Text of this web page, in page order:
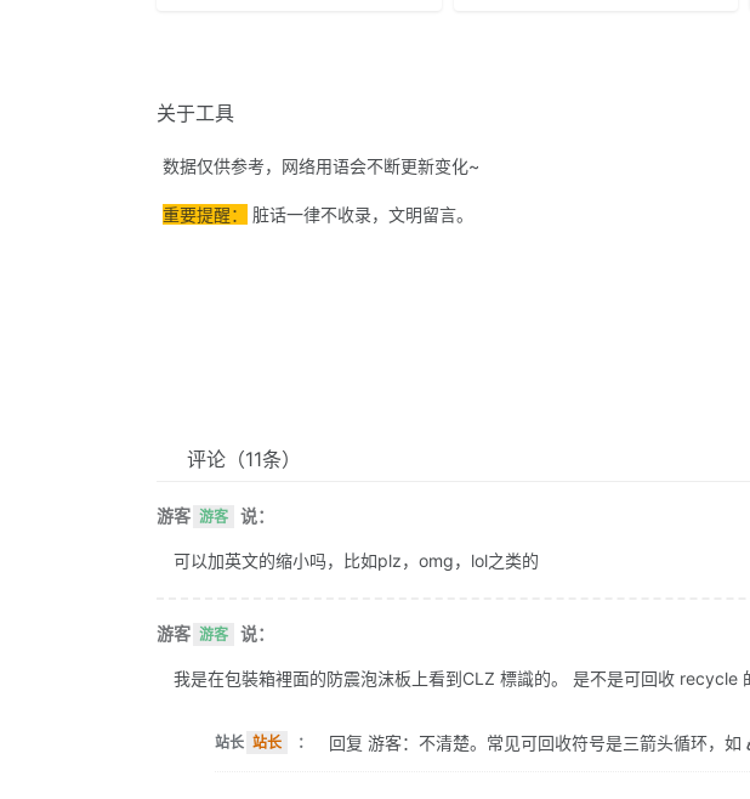
关于工具
数据仅供参考，网络用语会不断更新变化~
重要提醒： 脏话一律不收录，文明留言。
评论 （11条）
游客 游客 说：
可以加英文的缩小吗，比如plz，omg，lol之类的
游客 游客 说：
我是在包裝箱裡面的防震泡沫板上看到CLZ 標識的。 是不是可回收 recycle
站长 站长 ： 回复 游客：不清楚。常见可回收符号是三箭头循环，